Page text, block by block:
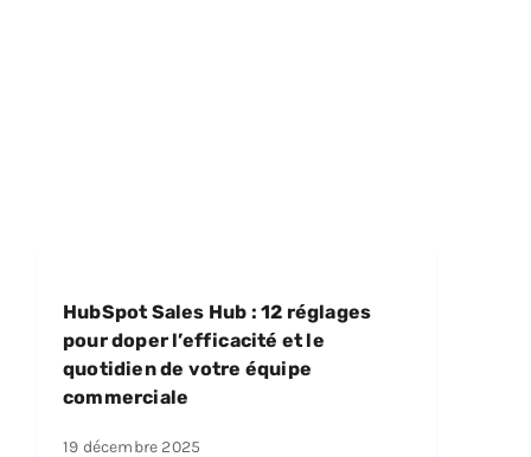
HubSpot Sales Hub : 12 réglages
pour doper l’efficacité et le
quotidien de votre équipe
commerciale
19 décembre 2025